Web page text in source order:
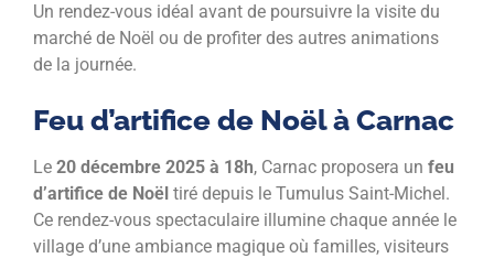
Un rendez-vous idéal avant de poursuivre la visite du
marché de Noël ou de profiter des autres animations
de la journée.
Feu d’artifice de Noël à Carnac
Le 20 décembre 2025 à 18h, Carnac proposera un feu
d’artifice de Noël tiré depuis le Tumulus Saint-Michel.
Ce rendez-vous spectaculaire illumine chaque année le
village d’une ambiance magique où familles, visiteurs